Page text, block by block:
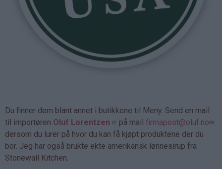
Du finner dem blant annet i butikkene til Meny. Send en mail
til importøren Oluf Lorentzen på mail firmapost@oluf.no
dersom du lurer på hvor du kan få kjøpt produktene der du
bor. Jeg har også brukte ekte amerikansk lønnesirup fra
Stonewall Kitchen.